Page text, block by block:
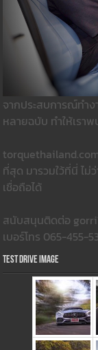
จากประสบการณ์ทำ
หลายฉบับ ทำให้เรา
ที่สุด มารวมใว้ที่นี่ ไ
เชื่อถือได้
สนับสนุนติดต่อ
เบอร์โทร 065-455-
Test Drive Image